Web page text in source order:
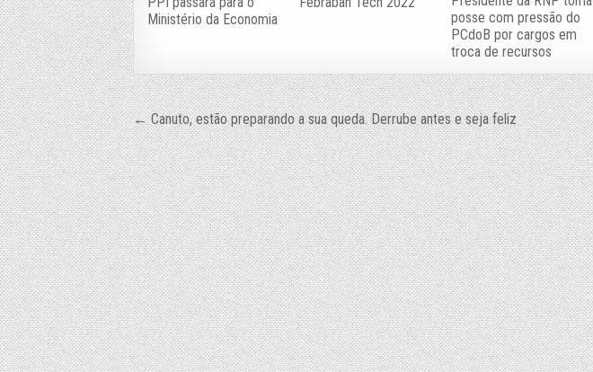
Ministério da Economia
posse com pressão do
PCdoB por cargos em
troca de recursos
Navegação
de
Post
← Canuto, estão preparando a sua queda. Derrube antes e seja feliz